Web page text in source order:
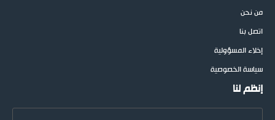
من نحن
اتصل بنا
إخلاء المسؤولية
سياسة الخصوصية
إنظم لنا